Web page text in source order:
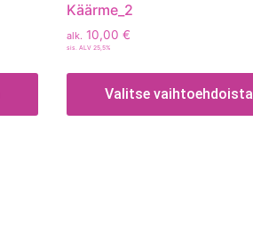
Käärme_2
alk. 10,00 €
sis. ALV 25,5%
Valitse vaihtoehdoista